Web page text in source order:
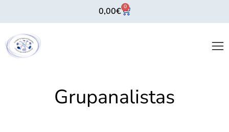
0,00€ 0
Grupanalistas